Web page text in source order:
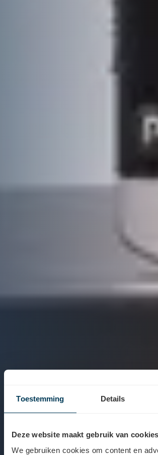
Toestemming Details
Deze website maakt gebruik van cookies
We gebruiken cookies om content en